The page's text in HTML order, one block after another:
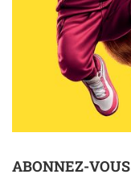
ABONNEZ-VOUS